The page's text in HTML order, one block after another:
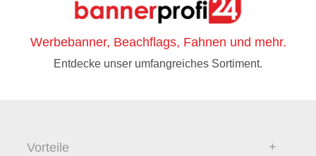
Werbebanner, Beachflags, Fahnen und mehr.
Entdecke unser umfangreiches Sortiment.
Vorteile